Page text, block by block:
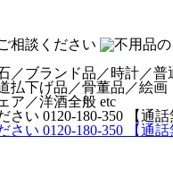
／ブランド品／時計／
払下げ品／骨董品／絵
ア／洋酒全般 etc